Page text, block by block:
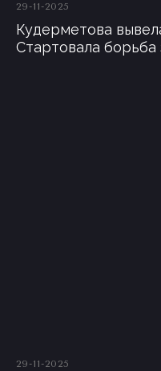
29-11-2025
Кудерметова
Стартовала борьба
29-11-2025